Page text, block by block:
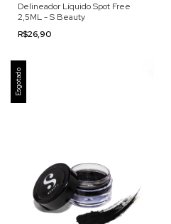
Delineador Líquido Spot Free
2,5ML - S Beauty
R$26,90
Esgotado